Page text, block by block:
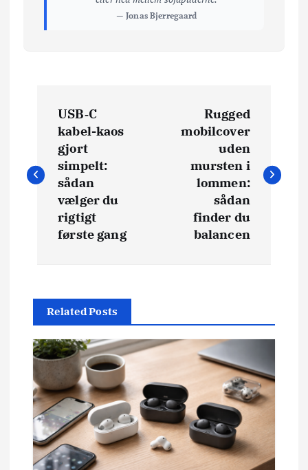
— Jonas Bjerregaard
d
s
n
a
v
USB‑C
kabel-kaos
gjort
simpelt:
sådan
vælger du
rigtigt
første gang
Rugged
mobilcover
uden
mursten i
lommen:
sådan
finder du
balancen
Related Posts